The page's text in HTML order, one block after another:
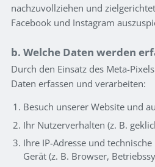
nachzuvollziehen und
Facebook und Instagram
b. Welche Daten werden
Durch den Einsatz des Meta-
Daten erfassen und verarbeiten:
Besuch unserer Website und
Ihr Nutzerverhalten (z. B.
Ihre IP-Adresse und
Gerät (z. B. Browser,